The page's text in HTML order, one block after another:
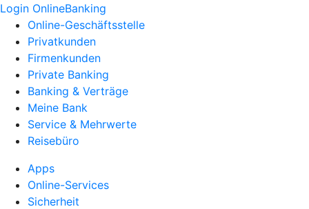
Login OnlineBanking
Online-Geschäftsstelle
Privatkunden
Firmenkunden
Private Banking
Banking & Verträge
Meine Bank
Service & Mehrwerte
Reisebüro
Apps
Online-Services
Sicherheit